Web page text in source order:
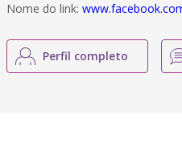
Nome do link:
Perfil completo